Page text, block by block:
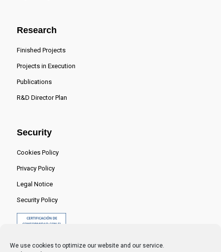
We use cookies to optimize our website and our service.
Research
Finished Projects
Projects in Execution
Publications
R&D Director Plan
Security
Cookies Policy
Privacy Policy
Legal Notice
Security Policy